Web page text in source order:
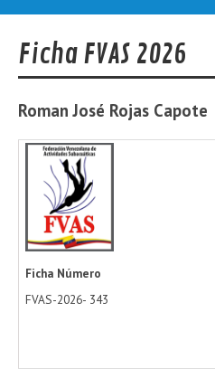
Ficha FVAS 2026
Roman José Rojas Capote
Ficha Número
FVAS-2026- 343